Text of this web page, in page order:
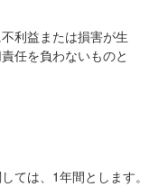
利益または損害が生
任を負わないものと
ては、1年間とします。